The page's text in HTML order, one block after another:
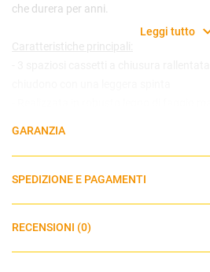
che durera per anni.
Caratteristiche principali:
- Superficie frontale tattile in legno di
- Collaudata per una stabilita eccezionale
Peso: 48 Kg
Leggi tutto
GARANZIA
SPEDIZIONE E PAGAMENTI
RECENSIONI (0)